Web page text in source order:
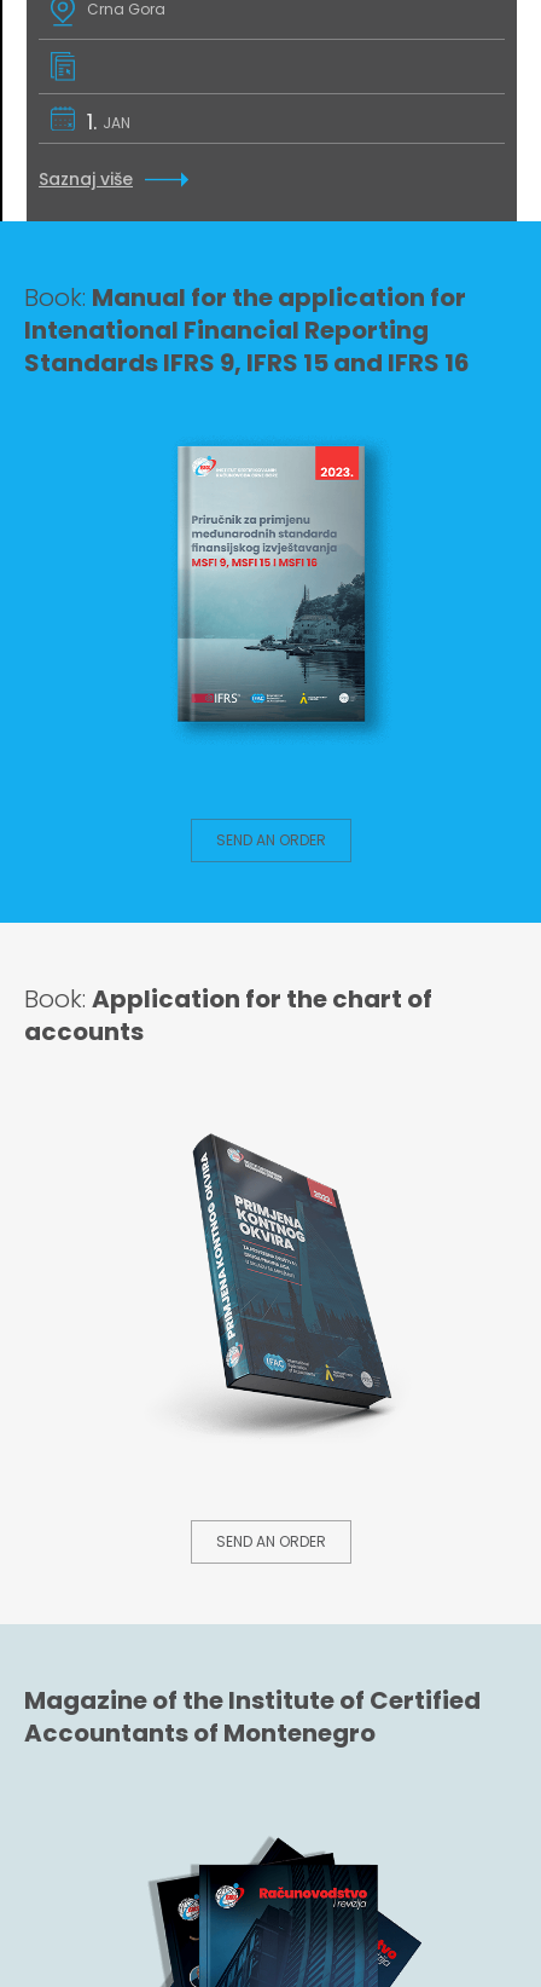
Crna Gora
1. JAN
Saznaj više
Book: Manual for the application for
Intenational Financial Reporting
Standards IFRS 9, IFRS 15 and IFRS 16
SEND AN ORDER
Book: Application for the chart of
accounts
SEND AN ORDER
Magazine of the Institute of Certified
Accountants of Montenegro